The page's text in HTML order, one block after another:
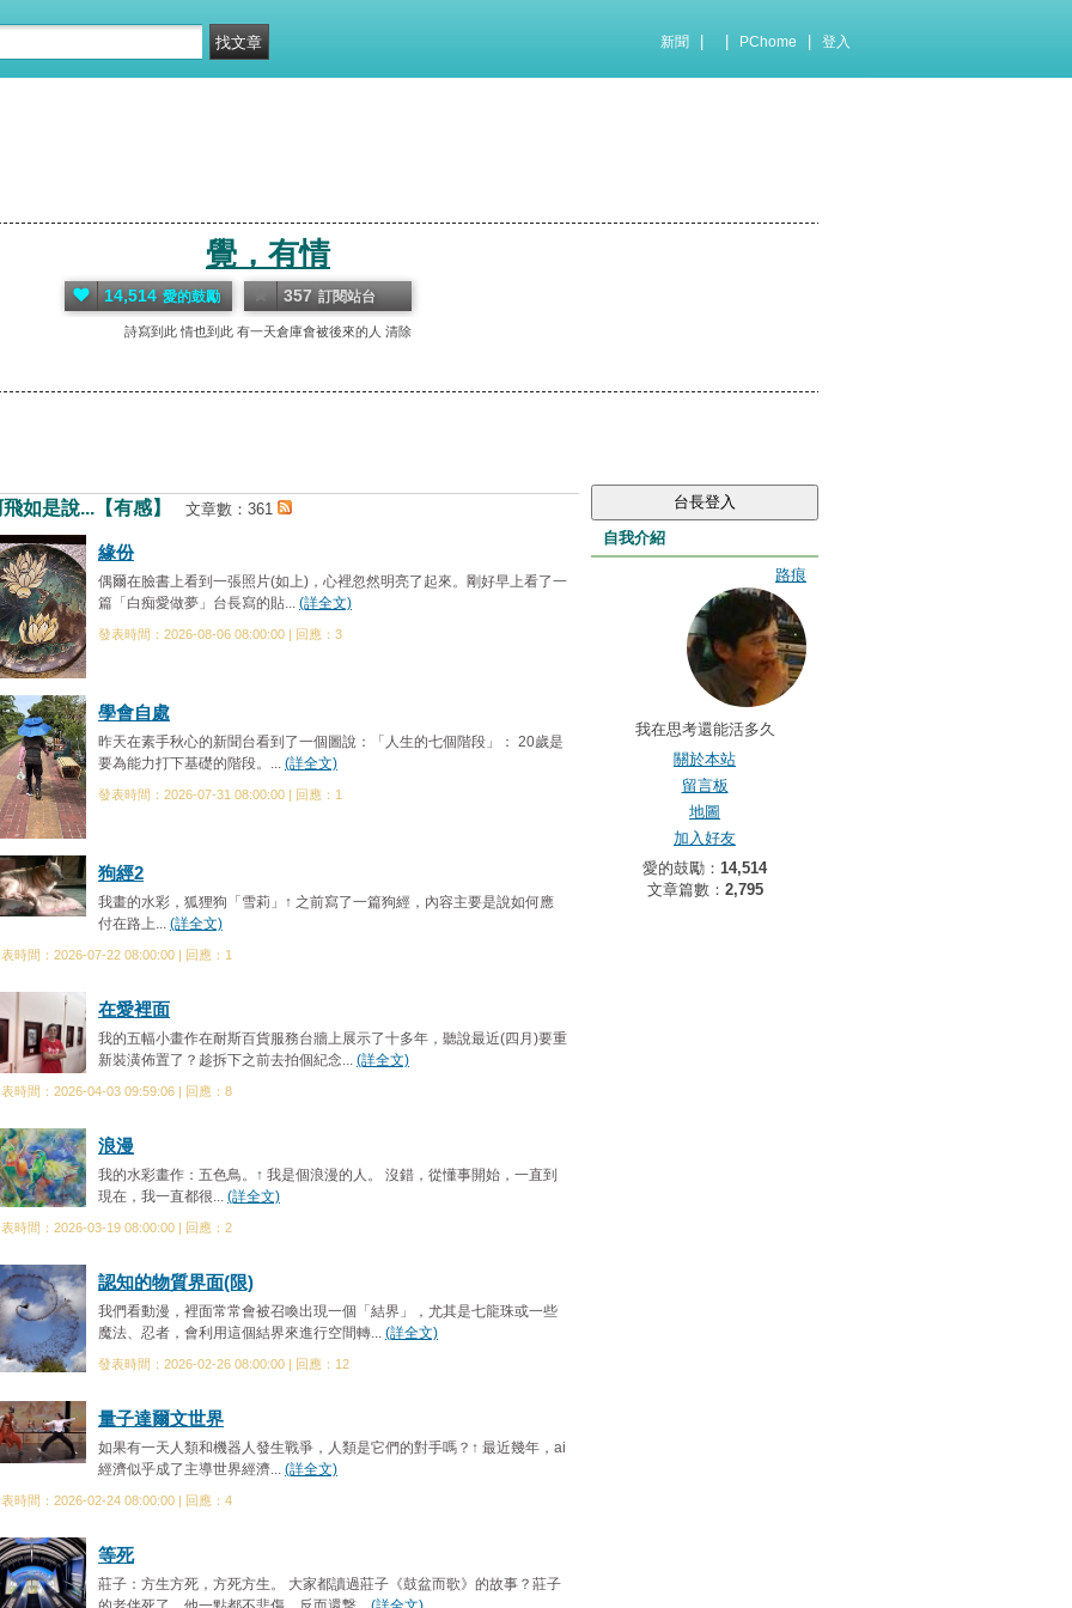
新聞 PChome 登入
覺，有情
詩寫到此 情也到此 有一天倉庫會被後來的人 清除
14,514 愛的鼓勵 357 訂閱站台
如是說...【有感】 文章數：361
緣份
偶爾在臉書上看到一張照片(如上)，心裡忽然明亮了起來。剛好早上看了一
篇「白痴愛做夢」台長寫的貼... (詳全文)
發表時間：2026-08-06 08:00:00 | 回應：3
學會自處
昨天在素手秋心的新聞台看到了一個圖說：「人生的七個階段」： 20歲是
要為能力打下基礎的階段。... (詳全文)
發表時間：2026-07-31 08:00:00 | 回應：1
狗經2
我畫的水彩，狐狸狗「雪莉」↑ 之前寫了一篇狗經，內容主要是說如何應
付在路上... (詳全文)
時間：2026-07-22 08:00:00 | 回應：1
在愛裡面
我的五幅小畫作在耐斯百貨服務台牆上展示了十多年，聽說最近(四月)要重
新裝潢佈置了？趁拆下之前去拍個紀念... (詳全文)
時間：2026-04-03 09:59:06 | 回應：8
浪漫
我的水彩畫作：五色鳥。↑ 我是個浪漫的人。 沒錯，從懂事開始，一直到
現在，我一直都很... (詳全文)
時間：2026-03-19 08:00:00 | 回應：2
認知的物質界面(限)
我們看動漫，裡面常常會被召喚出現一個「結界」，尤其是七龍珠或一些
魔法、忍者，會利用這個結界來進行空間轉... (詳全文)
發表時間：2026-02-26 08:00:00 | 回應：12
量子達爾文世界
如果有一天人類和機器人發生戰爭，人類是它們的對手嗎？↑ 最近幾年，ai
經濟似乎成了主導世界經濟... (詳全文)
時間：2026-02-24 08:00:00 | 回應：4
等死
莊子：方生方死，方死方生。 大家都讀過莊子《鼓盆而歌》的故事？莊子
自我介紹
路痕
我在思考還能活多久
關於本站
留言板
地圖
加入好友
愛的鼓勵： 14,514
文章篇數： 2,795